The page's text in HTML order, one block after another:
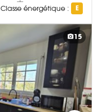
Classe énergétique :
E
15